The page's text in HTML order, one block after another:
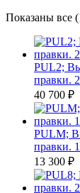
Показаны все
PUL2;
правки.
40 700 ₽
PULM;
правки.
13 300 ₽